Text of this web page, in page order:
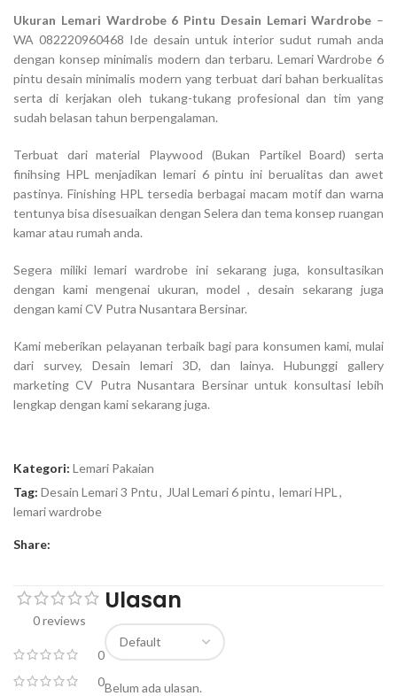
Ukuran Lemari Wardrobe 6 Pintu Desain Lemari Wardrobe –
WA 082220960468 Ide desain untuk interior sudut rumah anda
dengan konsep minimalis modern dan terbaru. Lemari Wardrobe 6
pintu desain minimalis modern yang terbuat dari bahan berkualitas
serta di kerjakan oleh tukang-tukang profesional dan tim yang
sudah belasan tahun berpengalaman.
Terbuat dari material Playwood (Bukan Partikel Board) serta
finihsing HPL menjadikan lemari 6 pintu ini berualitas dan awet
pastinya. Finishing HPL tersedia berbagai macam motif dan warna
tentunya bisa disesuaikan dengan Selera dan tema konsep ruangan
kamar atau rumah anda.
Segera miliki lemari wardrobe ini sekarang juga, konsultasikan
dengan kami mengenai ukuran, model , desain sekarang juga
dengan kami CV Putra Nusantara Bersinar.
Kami meberikan pelayanan terbaik bagi para konsumen kami, mulai
dari survey, Desain lemari 3D, dan lainya. Hubunggi gallery
marketing CV Putra Nusantara Bersinar untuk konsultasi lebih
lengkap dengan kami sekarang juga.
Kategori: Lemari Pakaian
Tag: Desain Lemari 3 Pntu, JUal Lemari 6 pintu, lemari HPL ,
lemari wardrobe
Share:
0 reviews
0
0
Ulasan
Belum ada ulasan.